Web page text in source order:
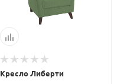
Кресло Либерти